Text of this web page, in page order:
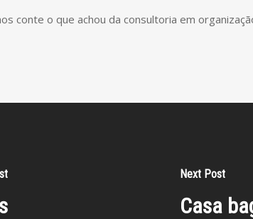
conte o que achou da consultoria em
Next Post
Casa